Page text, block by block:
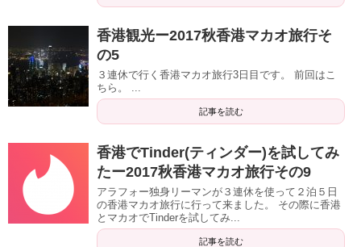
香港観光ー2017秋香港マカオ旅行そ
の5
３連休で行く香港マカオ旅行3日目です。 前回はこ
ちら。 ...
記事を読む
香港でTinder(ティンダー)を試してみ
たー2017秋香港マカオ旅行その9
アラフォー独身リーマンが３連休を使って２泊５日
の香港マカオ旅行に行って来ました。 その際に香港
とマカオでTinderを試してみ...
記事を読む